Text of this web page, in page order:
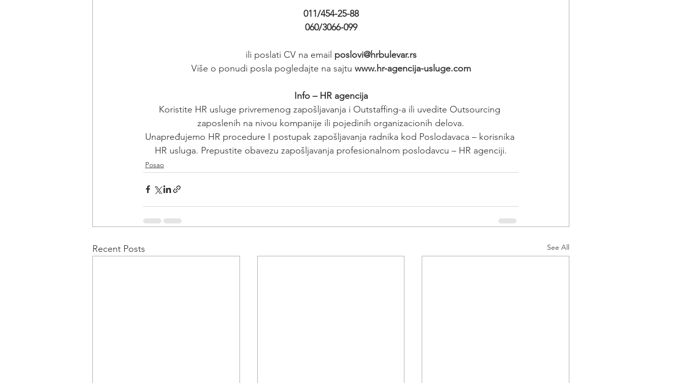
011/454-25-88
060/3066-099
ili poslati CV na email poslovi@hrbulevar.rs
Više o ponudi posla pogledajte na sajtu www.hr-agencija-usluge.com
Info – HR agencija
Koristite HR usluge privremenog zapošljavanja i Outstaffing-a ili uvedite Outsourcing
zaposlenih na nivou kompanije ili pojedinih organizacionih delova.
Unapređujemo HR procedure I postupak zapošljavanja radnika kod Poslodavaca – korisnika
HR usluga. Prepustite obavezu zapošljavanja profesionalnom poslodavcu – HR agenciji.
Posao
Recent Posts See All